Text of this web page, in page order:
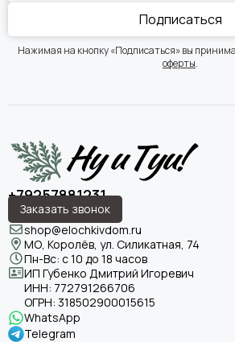
Подписаться
Нажимая на кнопку «Подписаться» вы
оферты.
+79257881231
Заказать звонок
shop@elochkivdom.ru
МО, Королёв, ул. Силикатная, 74
Пн-Вс: с 10 до 18 часов
ИП Губенко Дмитрий Игоревич
ИНН: 772791266706
ОГРН: 318502900015615
WhatsApp
Telegram